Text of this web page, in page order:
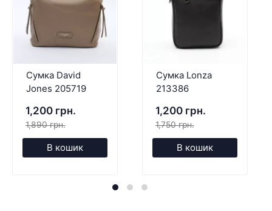
Сумка David
Jones 205719
1,200 грн.
1,890 грн.
В кошик
Сумка Lonza
213386
1,200 грн.
1,750 грн.
В кошик